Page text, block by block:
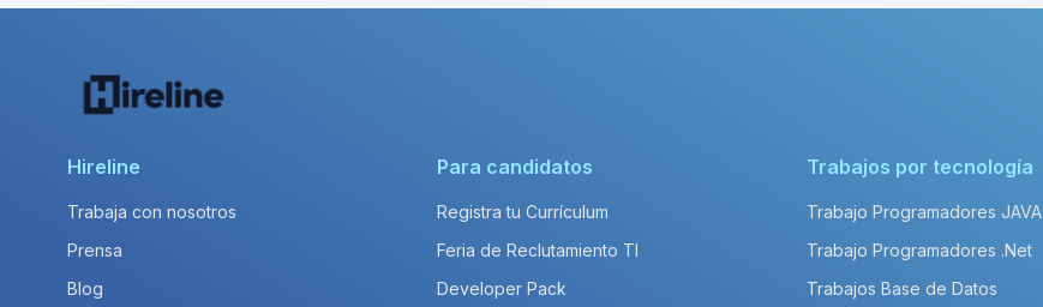
Hireline
Trabaja con nosotros
Prensa
Blog
Para candidatos
Registra tu Currículum
Feria de Reclutamiento TI
Developer Pack
Trabajos por tecnología
Trabajo Programadores JAVA
Trabajo Programadores .Net
Trabajos Base de Datos